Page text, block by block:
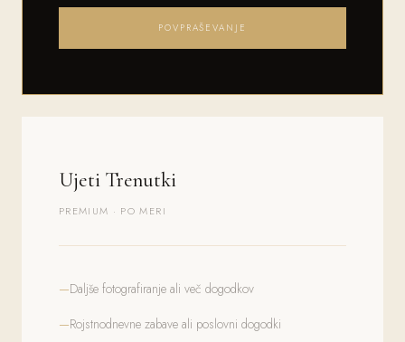
POVPRAŠEVANJE
Ujeti Trenutki
PREMIUM · PO MERI
Daljše fotografiranje ali več dogodkov
Rojstnodnevne zabave ali poslovni dogodki